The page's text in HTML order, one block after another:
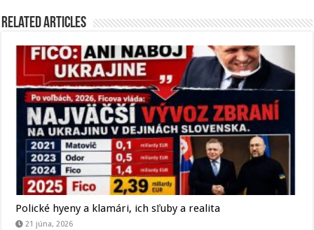
Related Articles
Polické hyeny a klamári, ich sľuby a realita
21 júna, 2026